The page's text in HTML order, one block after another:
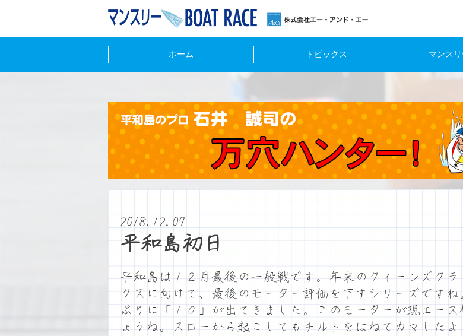
ホーム トピックス マンス
2018.12.07
平和島初日
平和島は１２月最後の一般戦です。年末のクィーンズクラ
クスに向けて、最後のモーター評価を下すシリーズですね
ぶりに「１０」が出てきました。このモーターが現エース
ょうね。スローから起こしてもチルトをはねてカマしたよ